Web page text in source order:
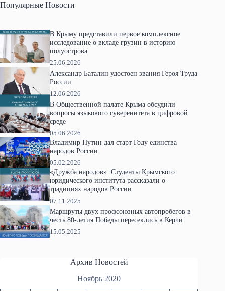
Популярные Новости
В Крыму представили первое комплексное
исследование о вкладе грузин в историю
полуострова
25.06.2026
Александр Баталин удостоен звания Героя Труда
России
12.06.2026
В Общественной палате Крыма обсудили
вопросы языкового суверенитета в цифровой
среде
05.06.2026
Владимир Путин дал старт Году единства
народов России
05.02.2026
«Дружба народов»: Студенты Крымского
юридического института рассказали о
традициях народов России
07.11.2025
Маршруты двух профсоюзных автопробегов в
честь 80-летия Победы пересеклись в Керчи
15.05.2025
Архив Новостей
Ноябрь 2020